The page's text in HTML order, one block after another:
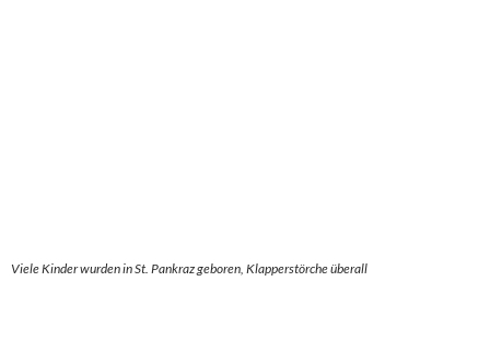
Viele Kinder wurden in St. Pankraz geboren, Klapperstörche überall